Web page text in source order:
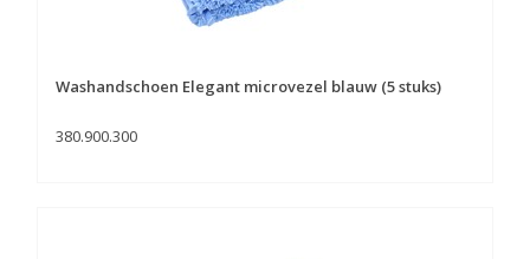
Washandschoen Elegant microvezel blauw (5 stuks)
380.900.300